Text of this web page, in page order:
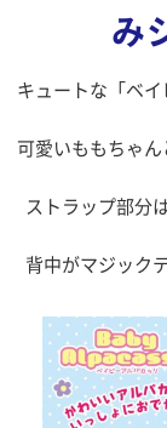
み
キュートな「ベ
可愛いももちゃ
ストラップ部分
背中がマジック